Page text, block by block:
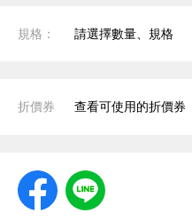
規格： 請選擇數量、規格
折價券 查看可使用的折價券